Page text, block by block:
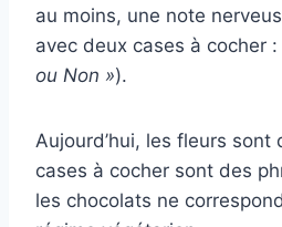
au moins, une note
avec deux cases à cocher :
ou Non »).
Aujourd’hui, les fleurs sont
cases à cocher sont des
les chocolats ne